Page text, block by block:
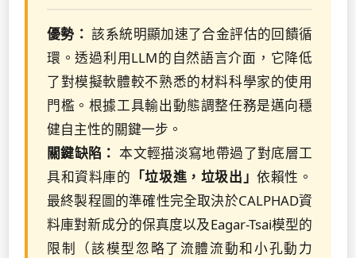
優勢： 該系統明顯加速了合金評估的回饋循
環。透過利用LLM的自然語言介面，它降低
了對模擬軟體較不熟悉的材料科學家的使用
門檻。根據工具輸出動態調整任務是邁向穩
健自主性的關鍵一步。
關鍵缺陷： 本文輕描淡寫地帶過了對底層工
具和資料庫的 「垃圾進，垃圾出」依賴性。
最終製程圖的準確性完全取決於CALPHAD資
料庫對新成分的保真度以及Eagar-Tsai模型的
限制（該模型忽略了流體流動和小孔動力